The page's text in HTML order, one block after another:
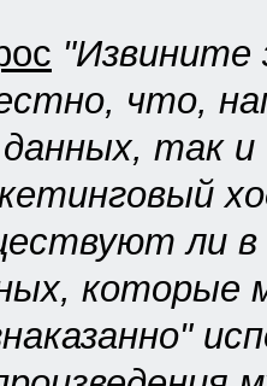
"Извините
что,
так
ли в
которые